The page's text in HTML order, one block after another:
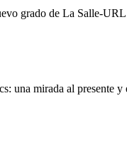
grado de La Salle-
una mirada al presente y